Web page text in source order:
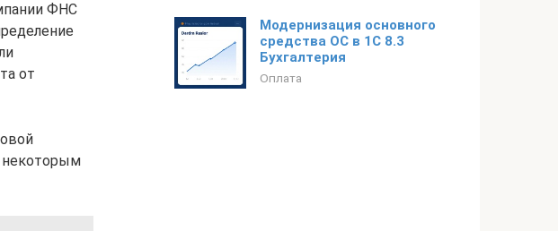
ФНС
от
некоторым
Модернизация основного
средства ОС в 1С 8.3
Бухгалтерия
Оплата